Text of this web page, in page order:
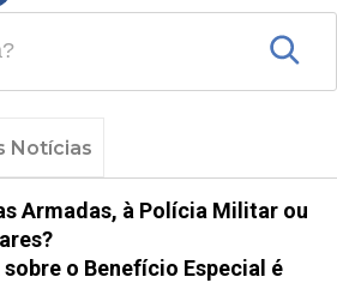
Notícias
Armadas, à Polícia Militar ou
o Benefício Especial é